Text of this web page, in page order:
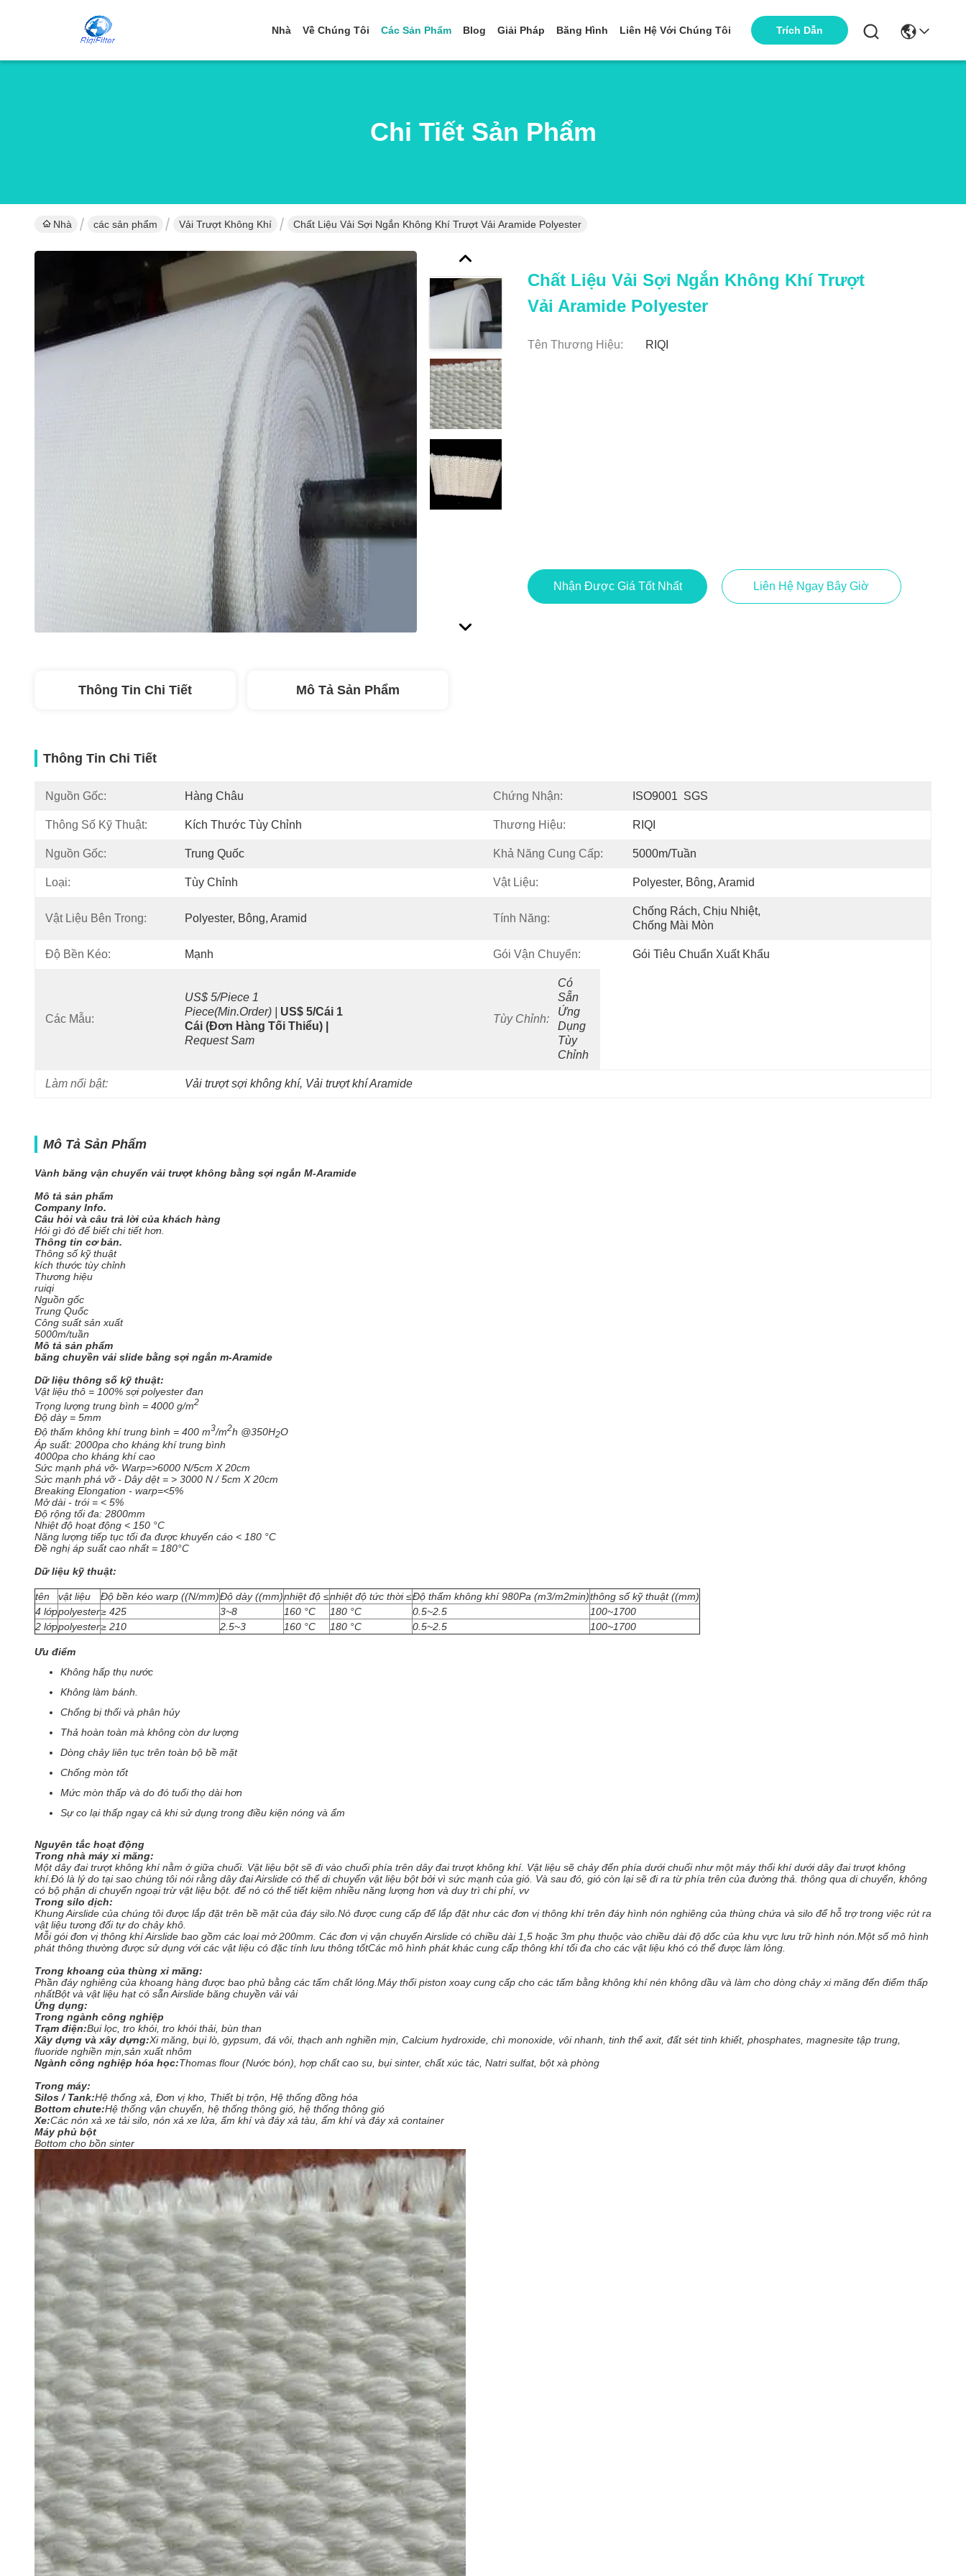
Nhà Về Chúng Tôi Các Sản Phẩm Blog Giải Pháp Băng Hình Liên Hệ Với Chúng Tôi Trích Dẫn
Chi Tiết Sản Phẩm
Nhà các sản phẩm Vải Trượt Không Khí Chất Liệu Vải Sợi Ngắn Không Khí Trượt Vải Aramide Polyester
Chất Liệu Vải Sợi Ngắn Không Khí Trượt
Vải Aramide Polyester
Tên Thương Hiệu: RIQI
Nhận Được Giá Tốt Nhất Liên Hệ Ngay Bây Giờ
Thông Tin Chi Tiết Mô Tả Sản Phẩm
Thông Tin Chi Tiết
Nguồn Gốc: Hàng Châu Chứng Nhận: ISO9001  SGS
Thông Số Kỹ Thuật: Kích Thước Tùy Chỉnh Thương Hiệu: RIQI
Nguồn Gốc: Trung Quốc Khả Năng Cung Cấp: 5000m/tuần
Loại: Tùy Chỉnh Vật Liệu: Polyester, Bông, Aramid
Vật Liệu Bên Trong: Polyester, Bông, Aramid Tính Năng:
Chống Rách, Chịu Nhiệt,
Chống Mài Mòn
Độ Bền Kéo: Mạnh Gói Vận Chuyển: Gói Tiêu Chuẩn Xuất Khẩu
Các Mẫu:
US$ 5/Piece 1
Piece(Min.Order) |
US$ 5/Cái 1
Cái (Đơn Hàng Tối Thiểu) |
Request Sam
Tùy Chỉnh:
Có
Sẵn
Ứng
Dụng
Tùy
Chỉnh
Làm nổi bật: Vải trượt sợi không khí, Vải trượt khí Aramide
Mô Tả Sản Phẩm
Vành băng vận chuyển vải trượt không bằng sợi ngắn M-Aramide
Mô tả sản phẩm
Company Info.
Câu hỏi và câu trả lời của khách hàng
Hỏi gì đó để biết chi tiết hơn.
Thông tin cơ bản.
Thông số kỹ thuật
kích thước tùy chỉnh
Thương hiệu
ruiqi
Nguồn gốc
Trung Quốc
Công suất sản xuất
5000m/tuần
Mô tả sản phẩm
băng chuyền vải slide bằng sợi ngắn m-Aramide
Dữ liệu thông số kỹ thuật:
Vật liệu thô = 100% sợi polyester đan
Trọng lượng trung bình = 4000 g/m2
Độ dày = 5mm
Độ thấm không khí trung bình = 400 m3/m2h @350H2O
Áp suất: 2000pa cho kháng khí trung bình
4000pa cho kháng khí cao
Sức mạnh phá vỡ- Warp=>6000 N/5cm X 20cm
Sức mạnh phá vỡ - Dây dệt = > 3000 N / 5cm X 20cm
Breaking Elongation - warp=<5%
Mở dài - trói = < 5%
Độ rộng tối đa: 2800mm
Nhiệt độ hoạt động < 150 °C
Năng lượng tiếp tục tối đa được khuyến cáo < 180 °C
Đề nghị áp suất cao nhất = 180°C
Dữ liệu kỹ thuật:
tên vật liệu Độ bền kéo warp ((N/mm)Độ dày ((mm)nhiệt độ ≤nhiệt độ tức thời ≤Độ thấm không khí 980Pa (m3/m2min)thông số kỹ thuật ((mm)
4 lớppolyester≥ 425 3~8 160 °C 180 °C 0.5~2.5
100~1700
2 lớppolyester≥ 210 2.5~3 160 °C 180 °C 0.5~2.5 100~1700
Ưu điểm
Không hấp thụ nước
Không làm bánh.
Chống bị thối và phân hủy
Thả hoàn toàn mà không còn dư lượng
Dòng chảy liên tục trên toàn bộ bề mặt
Chống mòn tốt
Mức mòn thấp và do đó tuổi thọ dài hơn
Sự co lại thấp ngay cả khi sử dụng trong điều kiện nóng và ẩm
Nguyên tắc hoạt động
Trong nhà máy xi măng:
Một dây đai trượt không khí nằm ở giữa chuối. Vật liệu bột sẽ đi vào chuối phía trên dây đai trượt không khí. Vật liệu sẽ chảy đến phía dưới chuối như một máy thổi khí dưới dây đai trượt không
khí.Đó là lý do tại sao chúng tôi nói rằng dây đai Airslide có thể di chuyển vật liệu bột bởi vì sức mạnh của gió. Và sau đó, gió còn lại sẽ đi ra từ phía trên của đường thả. thông qua di chuyển, không
có bộ phận di chuyển ngoại trừ vật liệu bột. để nó có thể tiết kiệm nhiều năng lượng hơn và duy trì chi phí, vv
Trong silo dịch:
Khung Airslide của chúng tôi được lắp đặt trên bề mặt của đáy silo.Nó được cung cấp để lắp đặt như các đơn vị thông khí trên đáy hình nón nghiêng của thùng chứa và silo để hỗ trợ trong việc rút ra
vật liệu tương đối tự do chảy khô.
Mỗi gói đơn vị thông khí Airslide bao gồm các loại mở 200mm. Các đơn vị vận chuyển Airslide có chiều dài 1,5 hoặc 3m phụ thuộc vào chiều dài độ dốc của khu vực lưu trữ hình nón.Một số mô hình
phát thông thường được sử dụng với các vật liệu có đặc tính lưu thông tốtCác mô hình phát khác cung cấp thông khí tối đa cho các vật liệu khó có thể được làm lỏng.
Trong khoang của thùng xi măng:
Phần đáy nghiêng của khoang hàng được bao phủ bằng các tấm chất lỏng.Máy thổi piston xoay cung cấp cho các tấm bằng không khí nén không dầu và làm cho dòng chảy xi măng đến điểm thấp
nhấtBột và vật liệu hạt có sẵn Airslide băng chuyền vải vải
Ứng dụng:
Trong ngành công nghiệp
Trạm điện:Bụi lọc, tro khói, tro khói thải, bùn than
Xây dựng và xây dựng:Xi măng, bụi lò, gypsum, đá vôi, thạch anh nghiền mịn, Calcium hydroxide, chì monoxide, vôi nhanh, tinh thể axit, đất sét tinh khiết, phosphates, magnesite tập trung,
fluoride nghiền mịn,sản xuất nhôm
Ngành công nghiệp hóa học:Thomas flour (Nước bón), hợp chất cao su, bụi sinter, chất xúc tác, Natri sulfat, bột xà phòng
Trong máy:
Silos / Tank:Hệ thống xả, Đơn vị kho, Thiết bị trộn, Hệ thống đồng hóa
Bottom chute:Hệ thống vận chuyển, hệ thống thông gió, hệ thống thông gió
Xe:Các nón xả xe tải silo, nón xả xe lửa, ẩm khí và đáy xả tàu, ẩm khí và đáy xả container
Máy phủ bột
Bottom cho bồn sinter